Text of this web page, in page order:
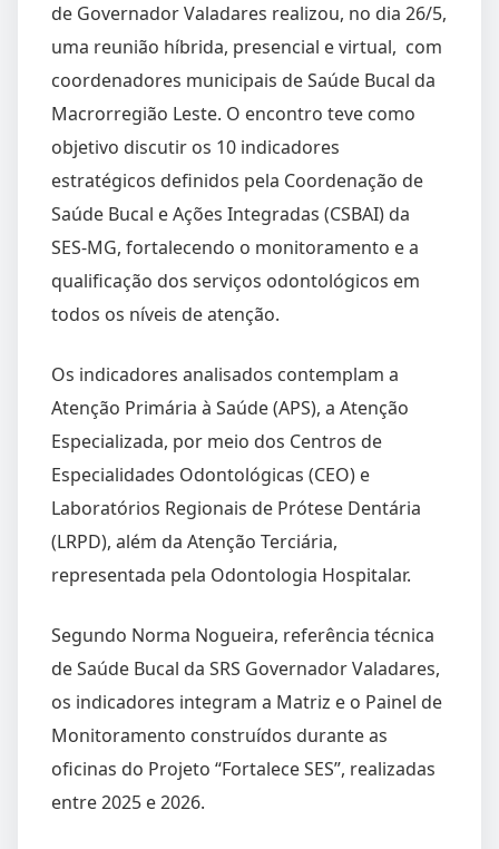
de Governador Valadares realizou, no dia 26/5,
uma reunião híbrida, presencial e virtual, com
coordenadores municipais de Saúde Bucal da
Macrorregião Leste. O encontro teve como
objetivo discutir os 10 indicadores
estratégicos definidos pela Coordenação de
Saúde Bucal e Ações Integradas (CSBAI) da
SES-MG, fortalecendo o monitoramento e a
qualificação dos serviços odontológicos em
todos os níveis de atenção.
Os indicadores analisados contemplam a
Atenção Primária à Saúde (APS), a Atenção
Especializada, por meio dos Centros de
Especialidades Odontológicas (CEO) e
Laboratórios Regionais de Prótese Dentária
(LRPD), além da Atenção Terciária,
representada pela Odontologia Hospitalar.
Segundo Norma Nogueira, referência técnica
de Saúde Bucal da SRS Governador Valadares,
os indicadores integram a Matriz e o Painel de
Monitoramento construídos durante as
oficinas do Projeto “Fortalece SES”, realizadas
entre 2025 e 2026.